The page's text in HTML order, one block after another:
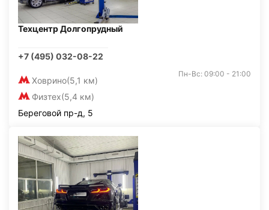
Техцентр Долгопрудный
+7 (495) 032-08-22
Ховрино(5,1 км)
Физтех(5,4 км)
Пн-Вс: 09:00 - 21:00
Береговой пр-д, 5